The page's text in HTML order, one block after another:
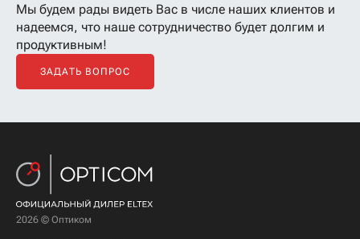
Мы будем рады видеть Вас в числе наших клиентов и
надеемся, что наше сотрудничество будет долгим и
продуктивным!
ЗАДАТЬ ВОПРОС
2026 © Оптиком